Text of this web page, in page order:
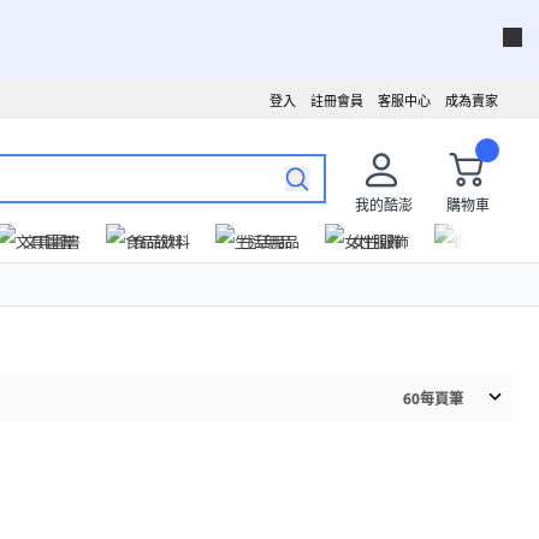
成為賣家
客服中心
註冊會員
登入
我的酷澎
購物車
文具圖書
食品飲料 生活用品 女性服飾
60每頁筆